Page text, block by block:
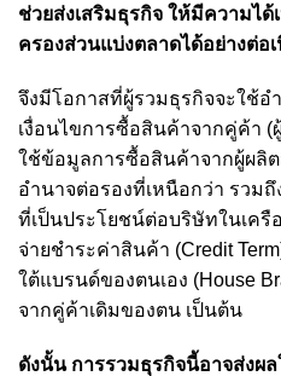
ช่วยส่งเสริมธุรกิจ ให้มีความไ
ครองส่วนแบ่งตลาดได้อย่างต่อ
จึงมีโอกาสที่ผู้รวมธุรกิจจะใช้
เงื่อนไขการซื้อสินค้าจากคู่ค้า
ใช้ข้อมูลการซื้อสินค้าจากผู้ผลิ
อำนาจต่อรองที่เหนือกว่า รวม
ที่เป็นประโยชน์ต่อบริษัทในเครือ
จ่ายชำระค่าสินค้า (Credit
ใต้แบรนด์ของตนเอง (House
จากคู่ค้าเดิมของตน เป็นต้น
ดังนั้น การรวมธุรกิจนี้อาจส่งผ